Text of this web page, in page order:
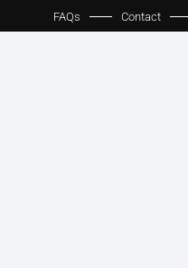
FAQs Contact